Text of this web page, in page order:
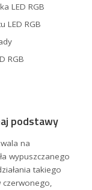
LED RGB
LED ⁤RGB
RGB
podstawy
na‍
wypuszczanego
takiego